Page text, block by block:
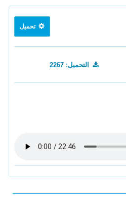
تحميل
التحميل: 2267